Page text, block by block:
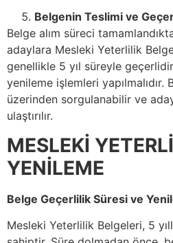
Belgenin Teslimi ve
Belge alım süreci
adaylara Mesleki Yeterlilik
genellikle 5 yıl süreyle
yenileme işlemleri yapılmalıdır.
üzerinden sorgulanabilir ve
ulaştırılır.
MESLEKİ
YENİLEME
Belge Geçerlilik Süresi ve
Mesleki Yeterlilik Belgeleri, 5